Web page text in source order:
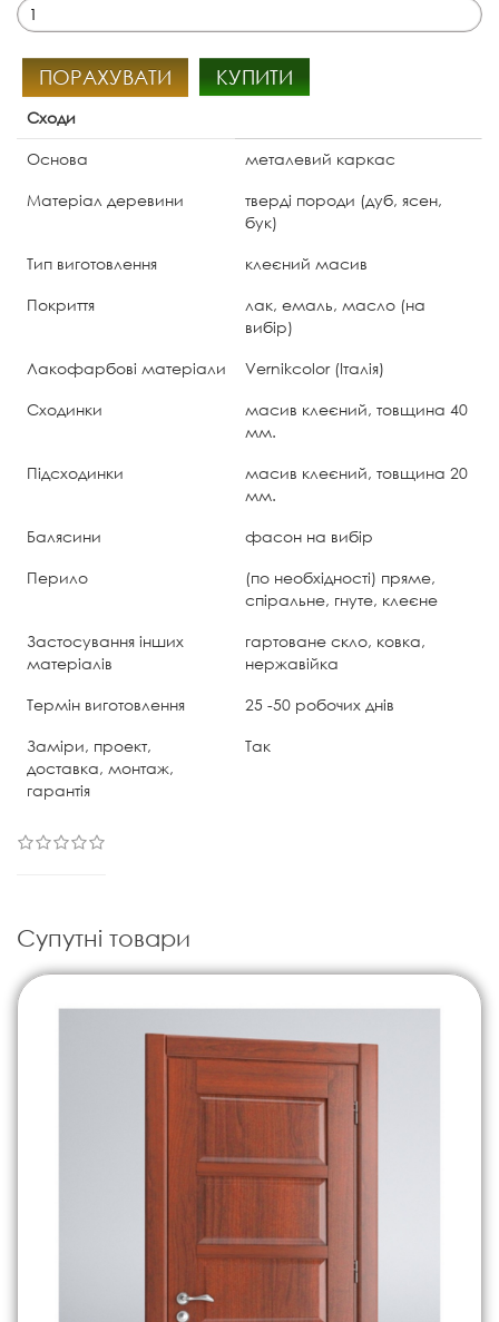
ПОРАХУВАТИ КУПИТИ
Сходи
Основа
металевий каркас
Матеріал деревини
тверді породи (дуб, ясен,
бук)
Тип виготовлення
клеєний масив
Покриття
лак, емаль, масло (на
вибір)
Лакофарбові матеріали
Vernikcolor (Італія)
Сходинки
масив клеєний, товщина 40
мм.
Підсходинки
масив клеєний, товщина 20
мм.
Балясини
фасон на вибір
Перило
(по необхідності) пряме,
спіральне, гнуте, клеєне
Застосування інших
матеріалів
гартоване скло, ковка,
нержавійка
Термін виготовлення
25 -50 робочих днів
Заміри, проект,
доставка, монтаж,
гарантія
Так
Супутні товари